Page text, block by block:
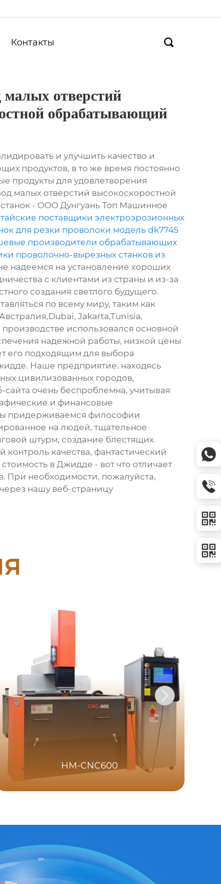
Контакты 
малых отверстий
обрабатывающий
и улучшить качество и
продуктов, в то же время постоянно
продукты для удовлетворения
малых отверстий высокоскоростной
- ООО Дунгуань Топ Машинное
поставщики электроэрозионных
для резки проволоки модель dk7745
производители обрабатывающих
проволочно-вырезных станков из
надеемся на установление хороших
с клиентами из страны и из-за
создания светлого будущего.
по всему миру, таким как
Jakarta,Tunisia,
использовался основной
надежной работы, низкой цены
его подходящим для выбора
Наше предприятие. находясь
цивилизованных городов,
очень беспроблемна, учитывая
и финансовые
придерживаемся философии
на людей, тщательное
штурм, создание блестящих
контроль качества, фантастический
в Джидде - вот что отличает
При необходимости, пожалуйста,
нашу веб-страницу
HM-CNC600